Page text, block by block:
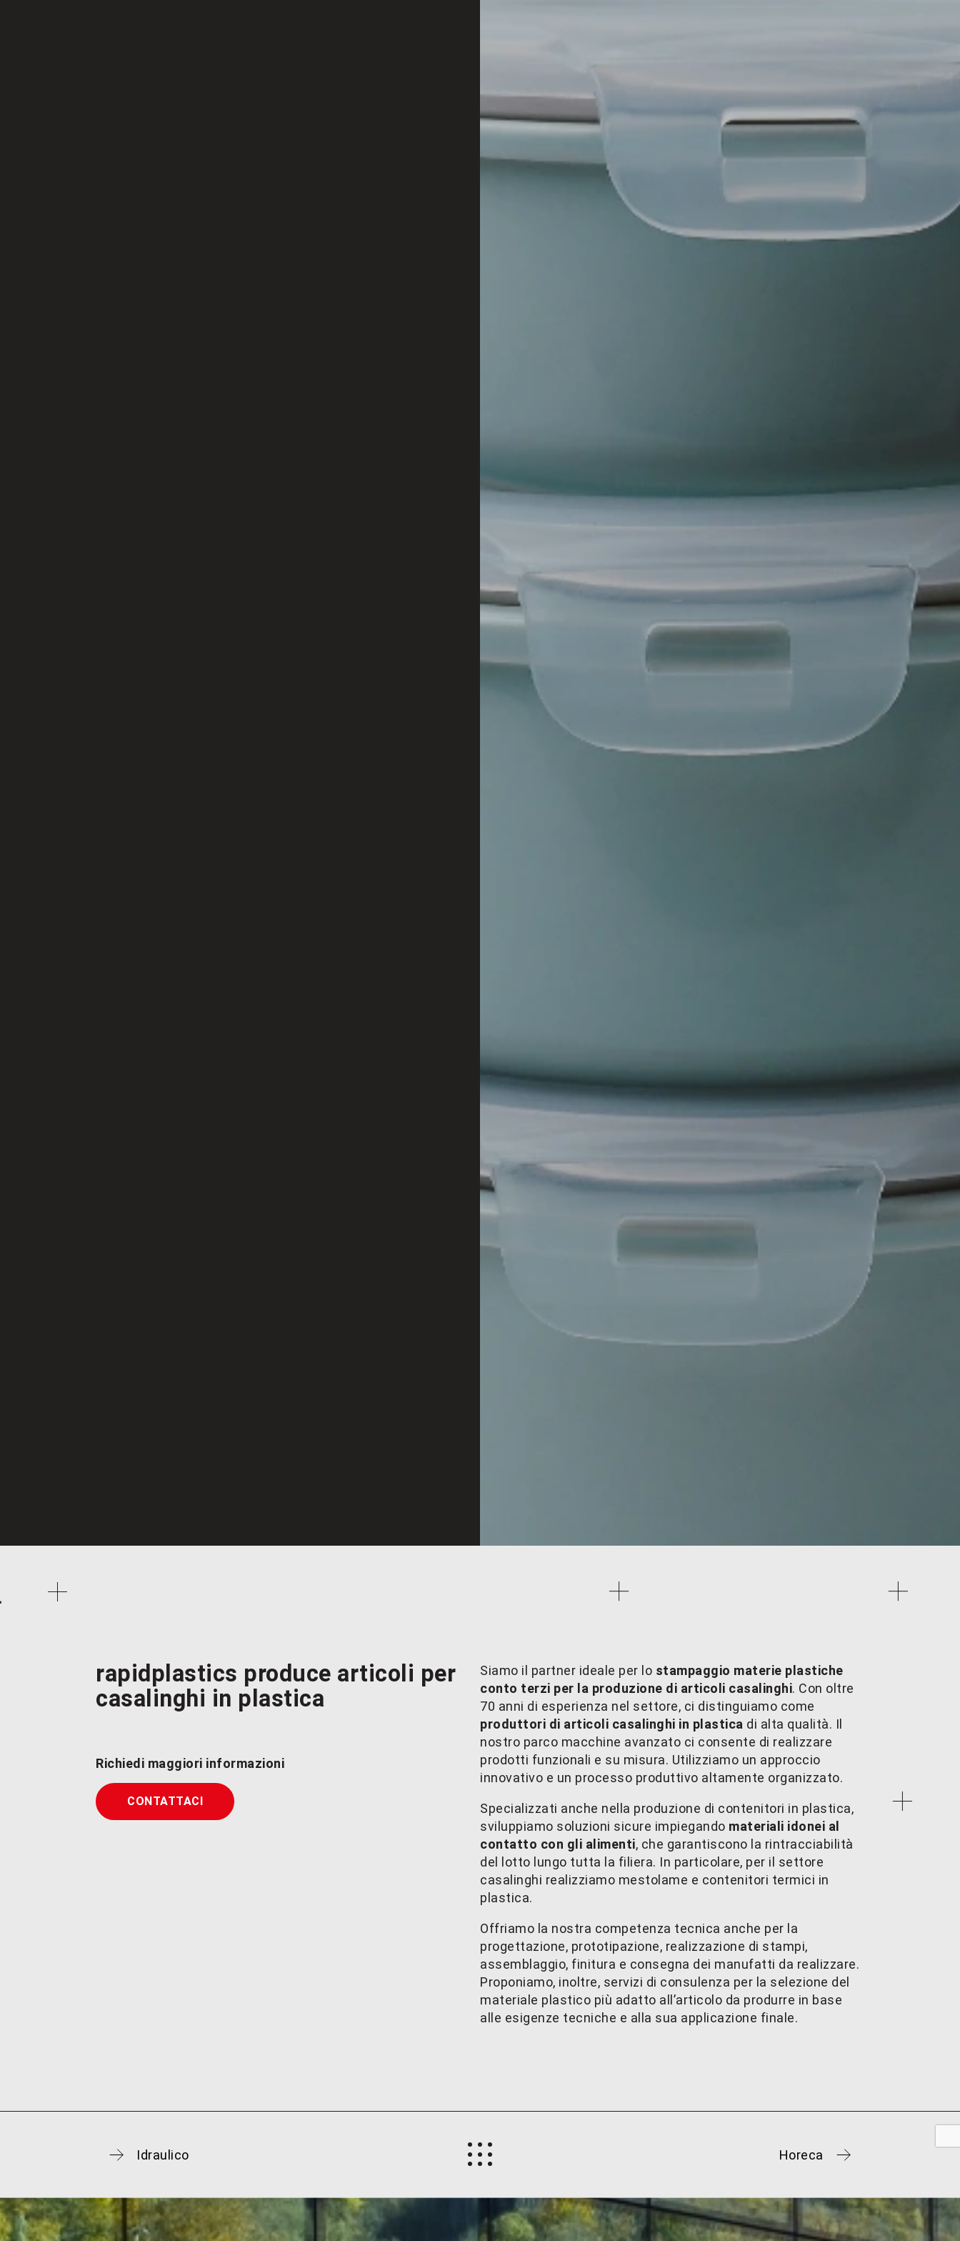
rapidplastics produce articoli per
casalinghi in plastica
Richiedi maggiori informazioni
CONTATTACI
Siamo il partner ideale per lo stampaggio materie plastiche
conto terzi per la produzione di articoli casalinghi. Con oltre
70 anni di esperienza nel settore, ci distinguiamo come
produttori di articoli casalinghi in plastica di alta qualità. Il
nostro parco macchine avanzato ci consente di realizzare
prodotti funzionali e su misura. Utilizziamo un approccio
innovativo e un processo produttivo altamente organizzato.
Specializzati anche nella produzione di contenitori in plastica,
sviluppiamo soluzioni sicure impiegando materiali idonei al
contatto con gli alimenti, che garantiscono la rintracciabilità
del lotto lungo tutta la filiera. In particolare, per il settore
casalinghi realizziamo mestolame e contenitori termici in
plastica.
Offriamo la nostra competenza tecnica anche per la
progettazione, prototipazione, realizzazione di stampi,
assemblaggio, finitura e consegna dei manufatti da realizzare.
Proponiamo, inoltre, servizi di consulenza per la selezione del
materiale plastico più adatto all’articolo da produrre in base
alle esigenze tecniche e alla sua applicazione finale.
Idraulico Horeca